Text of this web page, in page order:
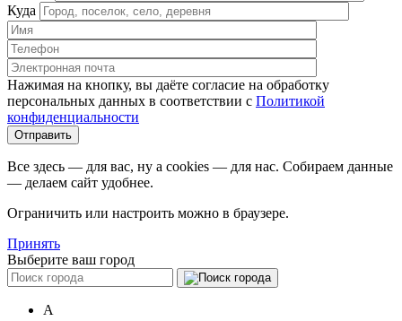
Куда
Нажимая на кнопку, вы даёте согласие на обработку
персональных данных в соответствии c Политикой
конфиденциальности
Все здесь — для вас, ну а cookies — для нас. Собираем данные
— делаем сайт удобнее.
Ограничить или настроить можно в браузере.
Принять
Выберите ваш город
А